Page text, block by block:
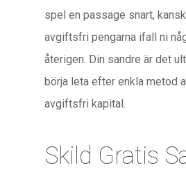
spel en passage snart,
avgiftsfri pengarna ifall ni
återigen. Din sandre är det
börja leta efter enkla metod
avgiftsfri kapital.
Skild Gratis